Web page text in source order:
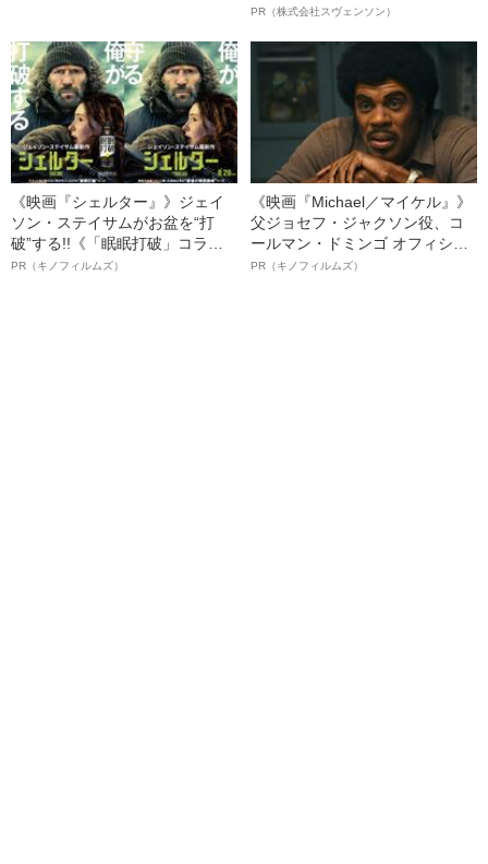
オイ”や“ベタつき”を解消す
ト”が生み出した徹底ケアとは
PR（株式会社スヴェンソン）
《映画『シェルター』》ジェイ
ソン・ステイサムがお盆を“打
破”する!!《「眠眠打破」コラ
ボ》
PR（キノフィルムズ）
《映画『Michael／マイケル』》
父ジョセフ・ジャクソン役、コ
ールマン・ドミンゴ オフィシャ
ルインタビュー“観客を魅了した
PR（キノフィルムズ）